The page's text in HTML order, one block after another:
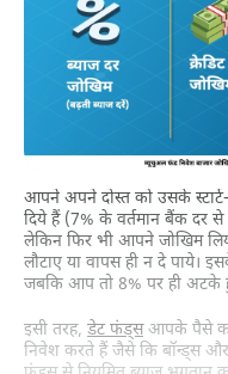
आपने अपने दोस्त को उसके
दिये हैं (7% के वर्तमान बैंक दर
लेकिन फिर भी आपने जोखिम
लौटाए या वापस ही न दे पाये।
जबकि आप तो 8% पर ही अटके
इसी तरह, डेट फंड्सआपके पैसे को
निवेश करते हैं जैसे कि बॉन्ड्स और